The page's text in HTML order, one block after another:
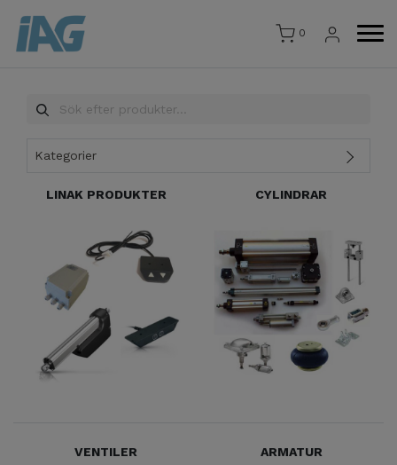
0
Kategorier
LINAK PRODUKTER CYLINDRAR
VENTILER ARMATUR